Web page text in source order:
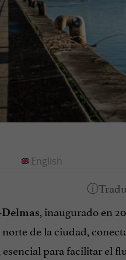
, inaugurado en
de la ciudad,
para facilitar el
English